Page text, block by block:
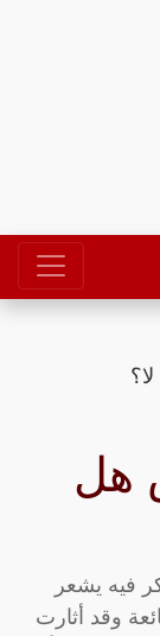
هل
فيه يشعر
وقد أثارت